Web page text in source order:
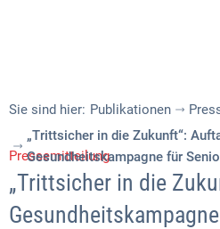
Sie sind hier: Publikationen
„Trittsicher in die Zukunft“:
Gesundheitskampagne für
Pressemitteilung
„Trittsicher in die